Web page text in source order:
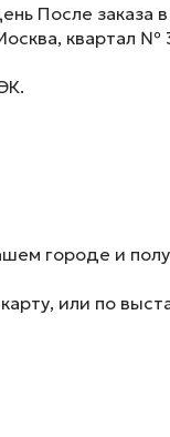
После заказа
квартал
городе и
или по